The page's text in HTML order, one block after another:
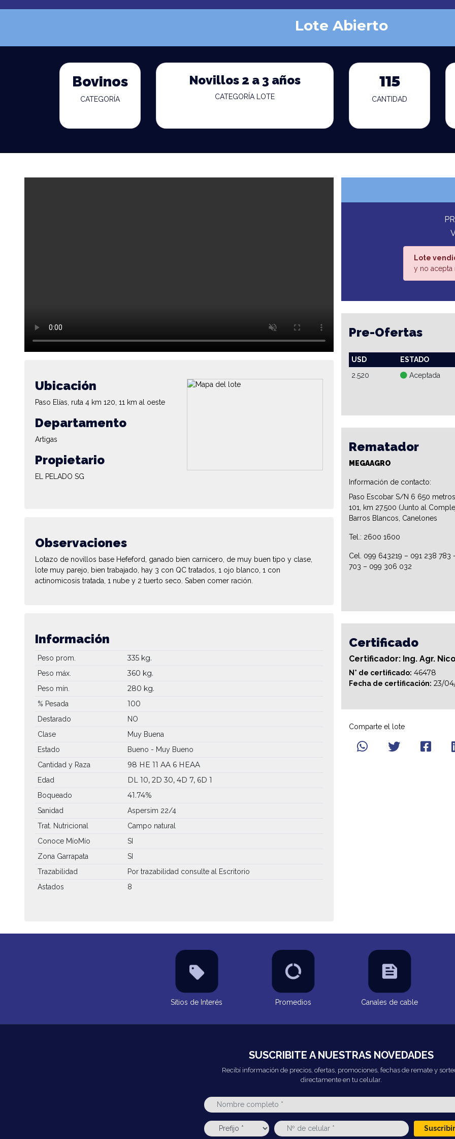
Lote Abierto
Bovinos
CATEGORÍA
Novillos 2 a 3 años
CATEGORÍA LOTE
115
CANTIDAD
Ubicación
Paso Elías, ruta 4 km 120, 11 km al oeste
Departamento
Artigas
Propietario
EL PELADO SG
Observaciones
Lotazo de novillos base Hefeford, ganado bien carnicero, de muy buen tipo y clase,
lote muy parejo, bien trabajado, hay 3 con QC tratados, 1 ojo blanco, 1 con
actinomicosis tratada, 1 nube y 2 tuerto seco. Saben comer ración.
Información
Peso prom. 335 kg.
Peso máx. 360 kg.
Peso mín. 280 kg.
% Pesada 100
Destarado
NO
Clase
Muy Buena
Estado
Bueno - Muy Bueno
Cantidad y Raza
98 HE 11 AA 6 HEAA
Edad DL 10, 2D 30, 4D 7, 6D 1
Boqueado 41.74%
Sanidad
Aspersim 22/4
Trat. Nutricional
Campo natural
Conoce MíoMío
SI
Zona Garrapata
SI
Trazabilidad
Por trazabilidad consulte al Escritorio
Astados
8
Lote
y no acepta
Pre-Ofertas
USD ESTADO
2.520
Aceptada
Rematador
MEGAAGRO
Información de contacto:
Paso Escobar S/N 6 650
101, km 27.500 (Junto al
Barros Blancos, Canelones
Tel.: 2600 1600
Cel. 099 643219 – 091 238 783
703 – 099 306 032
Certificado
Certificador: Ing. Agr.
N° de certificado: 46478
Fecha de certificación: 23/
Comparte el lote
Sitios de Interés Promedios Canales de cable
SUSCRIBITE A NUESTRAS NOVEDADES
Recibí información de precios, ofertas, promociones, fechas de remate y
directamente en tu celular.